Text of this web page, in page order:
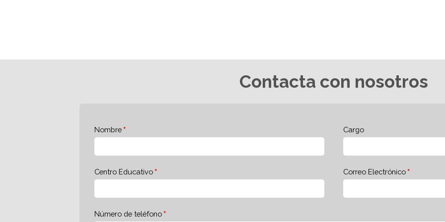
Contacta con nosotros
Nombre Cargo
Centro Educativo Correo Electrónico
Número de teléfono